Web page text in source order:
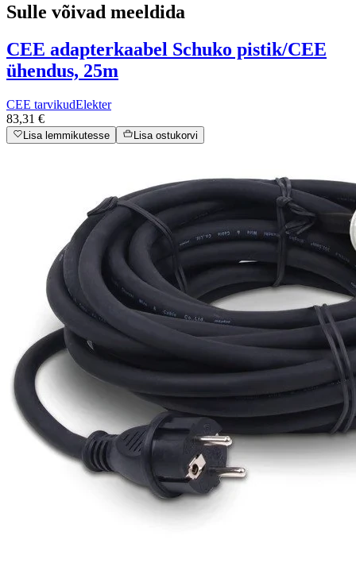
Sulle võivad meeldida
CEE adapterkaabel Schuko pistik/CEE
ühendus, 25m
CEE tarvikudElekter
83,31 €
Lisa lemmikutesse Lisa ostukorvi